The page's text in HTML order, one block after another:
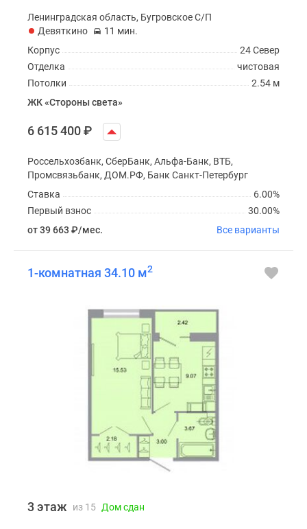
Ленинградская область, Бугровское С/П
Девяткино
11 мин.
24 Север
Корпус
чистовая
Отделка
2.54 м
Потолки
ЖК «Стороны света»
6 615 400₽
Россельхозбанк, СберБанк, Альфа-Банк, ВТБ,
Промсвязьбанк, ДОМ.РФ, Банк Санкт-Петербург
6.00%
Ставка
30.00%
Первый взнос
от 39 663 ₽/мес. Все варианты
1-комнатная 34.10 м2
3 этаж из 15 Дом сдан